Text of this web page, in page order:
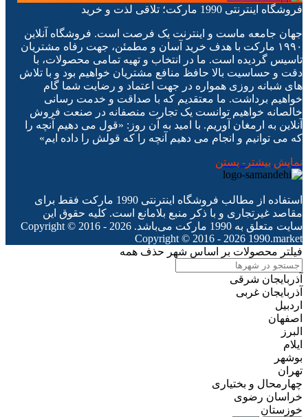
فروشگاه اینترنتی 1990 مارکت؛ تلاقی لذت و خرید
جهان جامعه ماست و اینترنت یک فرصت است. فروشگاه آنلاین
۱۹۹۰ مارکت با هدف خرید آسان و مطمئن، جهت رفاه مشتریان
تاسیس گردیده است. ما در انتخاب و تهیه تمامی محصولات، با
دقت و حساسیت بالا حافظ منافع مشتریان خواهیم بود و با تلاش
های شبانه روزی همواره در جهت اعتماد و رضایت شما گام
خواهیم برداشت. ما معتقدیم که با صداقت و خدمت رسانی
خالصانه خواهیم توانست یک تجارت منصفانه در صنعت فروش
آنلاین به ارمغان آوریم. با امید به آن روز: «قول می دهیم آنچه را
که می توانیم و انجام می دهیم آنچه را که قولش را داده ایم»
نمایش بیشتر - بستن
استفاده از مطالب فروشگاه اینترنتی 1990 مارکت فقط برای
مقاصد غیرتجاری و با ذکر منبع بلامانع است. کلیه حقوق این
سایت متعلق به 1990 مارکت می‌باشد. Copyright © 2016 - 2026
Copyright © 2016 - 2026 1990.market
فیلتر محصولات بر اساس شهر حذف همه
آذربایجان شرقی
آذربایجان غربی
اردبیل
اصفهان
البرز
ایلام
بوشهر
تهران
چهارمحال و بختیاری
خراسان رضوی
خوزستان